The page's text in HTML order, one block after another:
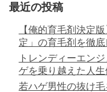
最近の投稿
【俺的育毛剤決定
定」の育毛剤を徹
トレンディーエン
ゲを乗り越えた人生
若ハゲ男性の抜け